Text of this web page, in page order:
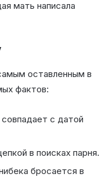
мать написала
оставленным в
фактов:
с датой
в поисках парня.
бросается в